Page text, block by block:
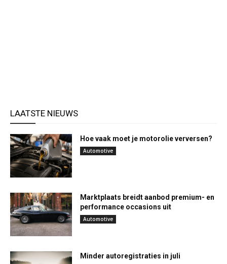
LAATSTE NIEUWS
Hoe vaak moet je motorolie verversen?
Automotive
Marktplaats breidt aanbod premium- en
performance occasions uit
Automotive
Minder autoregistraties in juli